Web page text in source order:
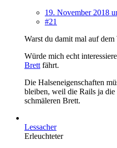
19. November 2018
#21
Warst du damit mal auf dem
Würde mich echt
Brett fährt.
Die Halseneigenschaften
bleiben, weil die Rails ja
schmäleren Brett.
Lessacher
Erleuchteter